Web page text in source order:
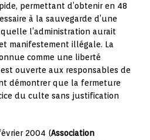
permettant d’obtenir en 48
à la sauvegarde d’une
l’administration aurait
manifestement illégale. La
comme une liberté
ouverte aux responsables de
démontrer que la fermeture
du culte sans justification
2004 (Association